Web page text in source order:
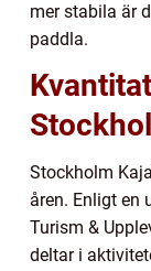
mer stabila är
paddla.
Stockholm
åren. Enligt en
Turism &
deltar i